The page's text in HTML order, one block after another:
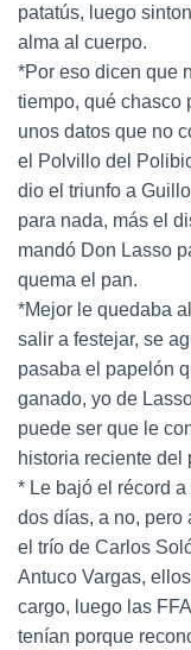
patatús, luego
alma al cuerpo.
*Por eso dicen que
tiempo, qué chasco
unos datos que no
el Polvillo del
dio el triunfo a
para nada, más el
mandó Don Lasso
quema el pan.
*Mejor le quedaba
salir a festejar, se
pasaba el papelón
ganado, yo de
puede ser que le
historia reciente del
* Le bajó el récord
dos días, a no, pero
el trío de Carlos
Antuco Vargas,
cargo, luego las
tenían porque